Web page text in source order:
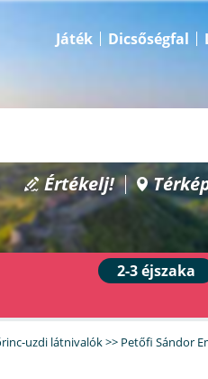
Játék Dicsőségfal
Értékelj!
2-3 éjszaka
uzdi látnivalók>> Petőfi Sándor